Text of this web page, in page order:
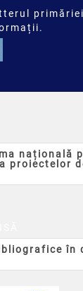
națională
proiectelor
în